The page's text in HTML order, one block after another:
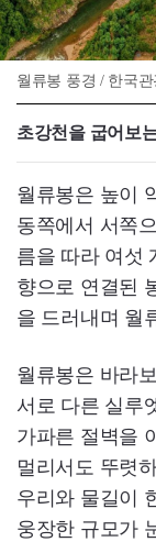
월류봉 풍경 / 한국
초강천을 굽어보
월류봉은 높이
동쪽에서 서쪽
름을 따라 여섯
향으로 연결된
을 드러내며 월
월류봉은 바라
서로 다른 실루
가파른 절벽을
멀리서도 뚜렷
우리와 물길이
웅장한 규모가